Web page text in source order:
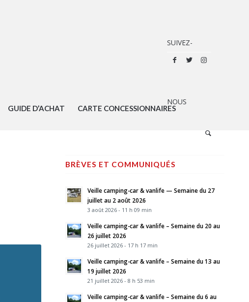
GUIDE D’ACHAT CARTE CONCESSIONNAIRES
BRÈVES ET COMMUNIQUÉS
Veille camping-car & vanlife — Semaine du 27
juillet au 2 août 2026
3 août 2026 - 11 h 09 min
Veille camping-car & vanlife – Semaine du 20 au
26 juillet 2026
26 juillet 2026 - 17 h 17 min
Veille camping-car & vanlife – Semaine du 13 au
19 juillet 2026
21 juillet 2026 - 8 h 53 min
Veille camping-car & vanlife – Semaine du 6 au